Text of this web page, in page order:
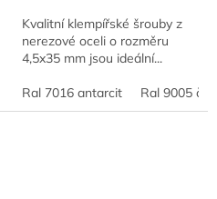
Kvalitní klempířské šrouby z
nerezové oceli o rozměru
4,5x35 mm jsou ideální...
Ral 7016 antarcit Ral 9005